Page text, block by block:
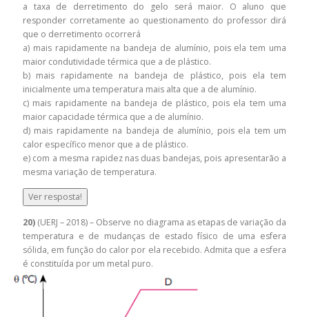
a taxa de derretimento do gelo será maior. O aluno que
responder corretamente ao questionamento do professor dirá
que o derretimento ocorrerá
a) mais rapidamente na bandeja de alumínio, pois ela tem uma
maior condutividade térmica que a de plástico.
b) mais rapidamente na bandeja de plástico, pois ela tem
inicialmente uma temperatura mais alta que a de alumínio.
c) mais rapidamente na bandeja de plástico, pois ela tem uma
maior capacidade térmica que a de alumínio.
d) mais rapidamente na bandeja de alumínio, pois ela tem um
calor específico menor que a de plástico.
e) com a mesma rapidez nas duas bandejas, pois apresentarão a
mesma variação de temperatura.
Ver resposta!
20) (UERJ – 2018) – Observe no diagrama as etapas de variação da
temperatura e de mudanças de estado físico de uma esfera
sólida, em função do calor por ela recebido. Admita que a esfera
é constituída por um metal puro.